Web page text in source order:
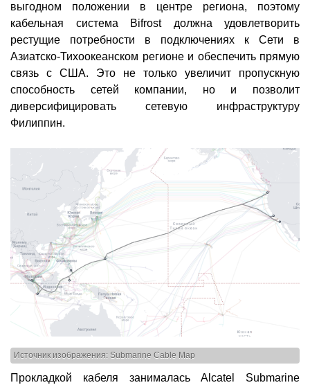
выгодном положении в центре региона, поэтому
кабельная система Bifrost должна удовлетворить
рестущие потребности в подключениях к Сети в
Азиатско-Тихоокеанском регионе и обеспечить прямую
связь с США. Это не только увеличит пропускную
способность сетей компании, но и позволит
диверсифицировать сетевую инфраструктуру
Филиппин.
Источник изображения: Submarine Cable Map
Прокладкой кабеля занималась Alcatel Submarine